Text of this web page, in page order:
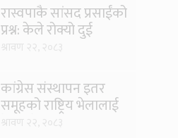
रास्वपाकै सांसद प्रसाईंको
प्रश्न: केले रोक्यो दुई
कांग्रेस संस्थापन इतर
समूहको राष्ट्रिय भेलालाई